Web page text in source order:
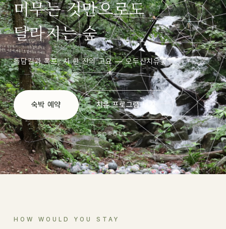
머무는 것만으로도
달라지는 숲
돌담길과 폭포, 차 한 잔의 고요 — 오두산치유숲
숙박 예약 치유 프로그램 보기
SCROLL
HOW WOULD YOU STAY